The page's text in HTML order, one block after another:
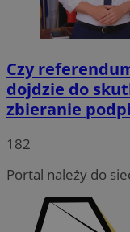
Czy
dojdzie do
zbieranie
182
Portal należy do